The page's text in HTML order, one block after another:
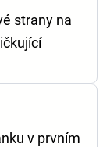
strany na
v prvním